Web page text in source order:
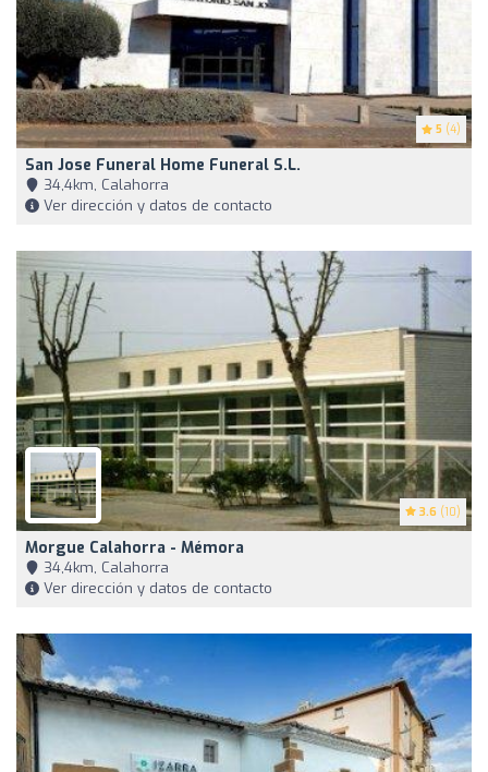
5 (4)
San Jose Funeral Home Funeral S.L.
34,4km, Calahorra
Ver dirección y datos de contacto
3.6 (10)
Morgue Calahorra - Mémora
34,4km, Calahorra
Ver dirección y datos de contacto